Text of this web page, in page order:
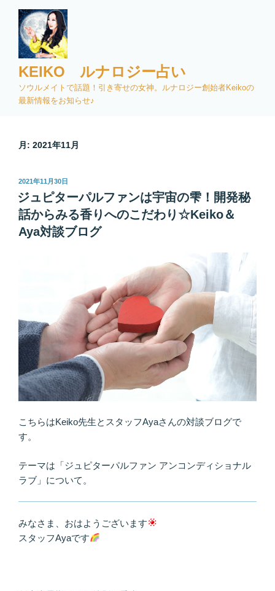
KEIKO ルナロジー占い
ソウルメイトで話題！引き寄せの女神。ルナロジー創始者Keikoの
最新情報をお知らせ♪
月: 2021年11月
投
稿
日:
2021年11月30日
ジュピターパルファンは宇宙の雫！開発秘
話からみる香りへのこだわり☆Keiko＆
Aya対談ブログ
こちらはKeiko先生とスタッフAyaさんの対談ブログで
す。
テーマは「ジュピターパルファン アンコンディショナル
ラブ」について。
みなさま、おはようございます
スタッフAyaです